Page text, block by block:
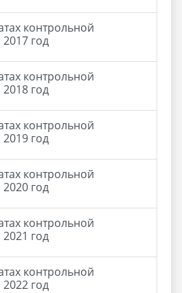
контрольной
2017 год
контрольной
2018 год
контрольной
2019 год
контрольной
2020 год
контрольной
2021 год
контрольной
2022 год